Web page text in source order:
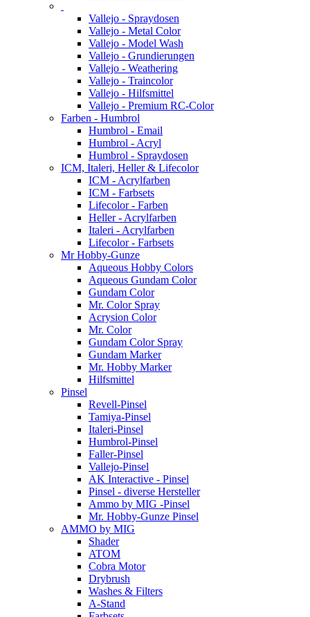
Vallejo - Spraydosen
Vallejo - Metal Color
Vallejo - Model Wash
Vallejo - Grundierungen
Vallejo - Weathering
Vallejo - Traincolor
Vallejo - Hilfsmittel
Vallejo - Premium RC-Color
Farben - Humbrol
Humbrol - Email
Humbrol - Acryl
Humbrol - Spraydosen
ICM, Italeri, Heller & Lifecolor
ICM - Acrylfarben
ICM - Farbsets
Lifecolor - Farben
Heller - Acrylfarben
Italeri - Acrylfarben
Lifecolor - Farbsets
Mr Hobby-Gunze
Aqueous Hobby Colors
Aqueous Gundam Color
Gundam Color
Mr. Color Spray
Acrysion Color
Mr. Color
Gundam Color Spray
Gundam Marker
Mr. Hobby Marker
Hilfsmittel
Pinsel
Revell-Pinsel
Tamiya-Pinsel
Italeri-Pinsel
Humbrol-Pinsel
Faller-Pinsel
Vallejo-Pinsel
AK Interactive - Pinsel
Pinsel - diverse Hersteller
Ammo by MIG -Pinsel
Mr. Hobby-Gunze Pinsel
AMMO by MIG
Shader
ATOM
Cobra Motor
Drybrush
Washes & Filters
A-Stand